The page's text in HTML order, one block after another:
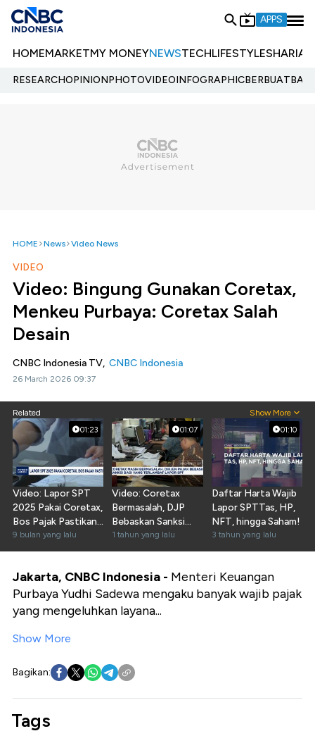
APPS
HOMEMARKETMY MONEYNEWSTECHLIFESTYLESHARIA
RESEARCHOPINIONPHOTOVIDEOINFOGRAPHIC
HOME News Video News
VIDEO
Video: Bingung Gunakan Coretax,
Menkeu Purbaya: Coretax Salah
Desain
CNBC Indonesia TV, CNBC Indonesia
26 March 2026 09:37
Related Show More
01:23
Video: Lapor SPT
2025 Pakai Coretax,
Bos Pajak Pastikan
Sistem Siap
9 bulan yang lalu
01:07
Video: Coretax
Bermasalah, DJP
Bebaskan Sanksi
Telat Lapor SPT
1 tahun yang lalu
01:10
Daftar Harta Wajib
Lapor SPTTas, HP,
NFT, hingga Saham!
3 tahun yang lalu
Jakarta, CNBC Indonesia - Menteri Keuangan
Purbaya Yudhi Sadewa mengaku banyak wajib pajak
yang mengeluhkan layana...
Show More
Bagikan:
Tags